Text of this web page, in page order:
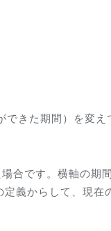
きた期間）を変え
合です。横軸の期
義からして、現在